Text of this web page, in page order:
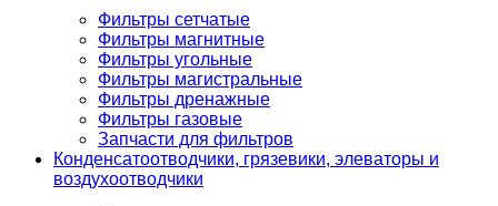
Фильтры сетчатые
Фильтры магнитные
Фильтры угольные
Фильтры магистральные
Фильтры дренажные
Фильтры газовые
Запчасти для фильтров
Конденсатоотводчики, грязевики, элеваторы и
воздухоотводчики